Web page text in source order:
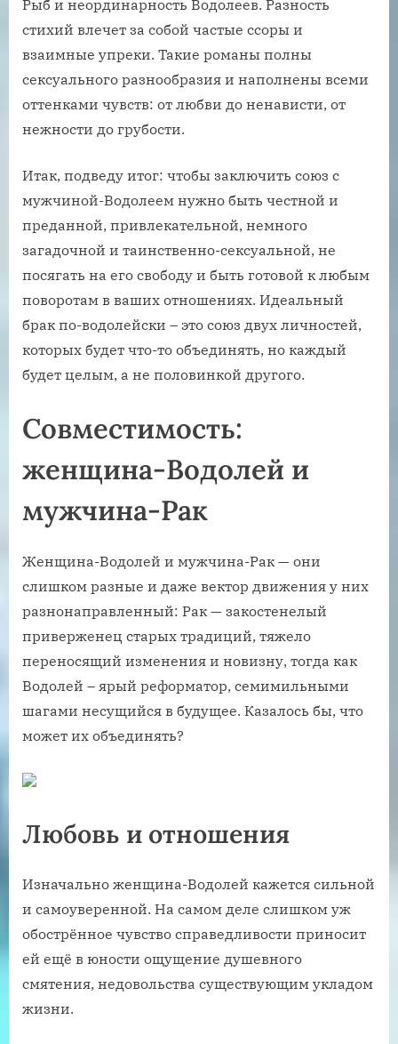
Рыб и неординарность Водолеев. Разность
стихий влечет за собой частые ссоры и
взаимные упреки. Такие романы полны
сексуального разнообразия и наполнены всеми
оттенками чувств: от любви до ненависти, от
нежности до грубости.
Итак, подведу итог: чтобы заключить союз с
мужчиной-Водолеем нужно быть честной и
преданной, привлекательной, немного
загадочной и таинственно-сексуальной, не
посягать на его свободу и быть готовой к любым
поворотам в ваших отношениях. Идеальный
брак по-водолейски – это союз двух личностей,
которых будет что-то объединять, но каждый
будет целым, а не половинкой другого.
Совместимость:
женщина-Водолей и
мужчина-Рак
Женщина-Водолей и мужчина-Рак — они
слишком разные и даже вектор движения у них
разнонаправленный: Рак — закостенелый
приверженец старых традиций, тяжело
переносящий изменения и новизну, тогда как
Водолей – ярый реформатор, семимильными
шагами несущийся в будущее. Казалось бы, что
может их объединять?
Любовь и отношения
Изначально женщина-Водолей кажется сильной
и самоуверенной. На самом деле слишком уж
обострённое чувство справедливости приносит
ей ещё в юности ощущение душевного
смятения, недовольства существующим укладом
жизни.